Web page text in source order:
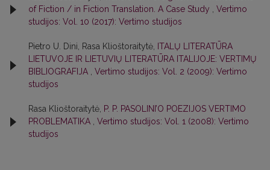
of Fiction / in Fiction Translation. A Case Study
Vertimo
studijos: Vol. 10 (2017): Vertimo studijos
Pietro U. Dini, Rasa Klioštoraitytė,
ITALŲ LITERATŪRA
LIETUVOJE IR LIETUVIŲ LITERATŪRA ITALIJOJE: VERTIMŲ
BIBLIOGRAFIJA
Vertimo studijos: Vol. 2 (2009): Vertimo
studijos
Rasa Klioštoraitytė, P. P. PASOLINI’O POEZIJOS VERTIMO
PROBLEMATIKA
Vertimo studijos: Vol. 1 (2008): Vertimo
studijos